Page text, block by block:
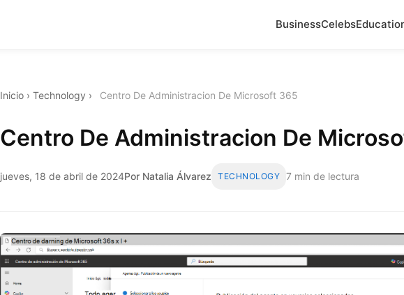
BusinessCelebs
Inicio › Technology › Centro De Administracion De Microsoft 365
Centro De Administracion De
jueves, 18 de abril de 2024Por Natalia Álvarez TECHNOLOGY 7 min de lectura